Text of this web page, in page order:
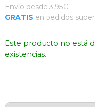
Envío desde 3,95€
GRATIS en pedidos
Este producto no está
existencias.